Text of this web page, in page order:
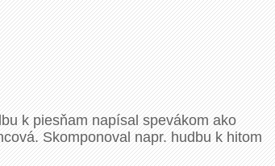
k piesňam napísal spevákom ako
Skomponoval napr. hudbu k hitom